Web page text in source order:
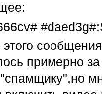
примерно